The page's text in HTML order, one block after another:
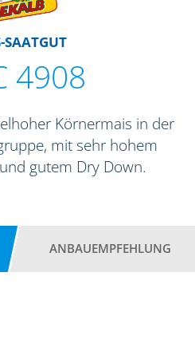
SAATGUT
4908
Körnermais in der
mit sehr hohem
gutem Dry Down.
ANBAUEMPFEHLUNG